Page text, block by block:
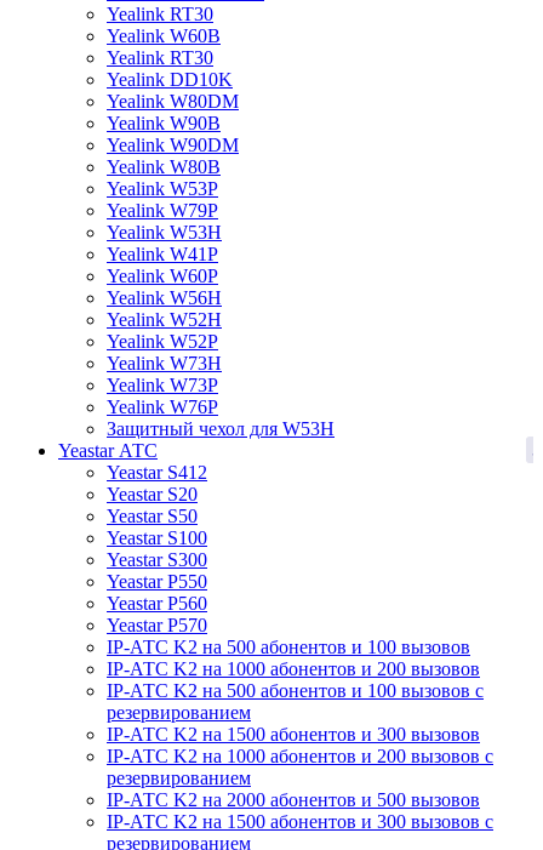
Yealink RT30
Yealink W60B
Yealink RT30
Yealink DD10K
Yealink W80DM
Yealink W90B
Yealink W90DM
Yealink W80B
Yealink W53P
Yealink W79P
Yealink W53H
Yealink W41P
Yealink W60P
Yealink W56H
Yealink W52H
Yealink W52P
Yealink W73H
Yealink W73P
Yealink W76P
Защитный чехол для W53H
Yeastar АТС
Yeastar S412
Yeastar S20
Yeastar S50
Yeastar S100
Yeastar S300
Yeastar P550
Yeastar P560
Yeastar P570
IP-АТС K2 на 500 абонентов и 100 вызовов
IP-АТС K2 на 1000 абонентов и 200 вызовов
IP-АТС K2 на 500 абонентов и 100 вызовов с
резервированием
IP-АТС K2 на 1500 абонентов и 300 вызовов
IP-АТС K2 на 1000 абонентов и 200 вызовов с
резервированием
IP-АТС K2 на 2000 абонентов и 500 вызовов
IP-АТС K2 на 1500 абонентов и 300 вызовов с
резервированием